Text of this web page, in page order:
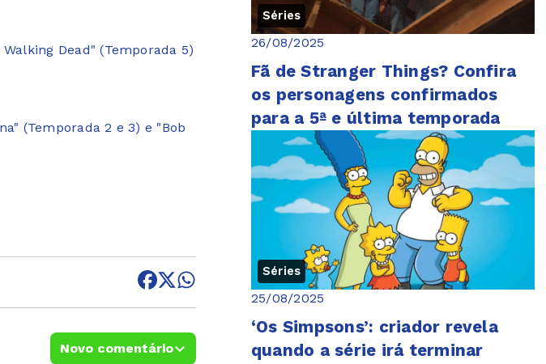
Dead" (Temporada 5)
(Temporada 2 e 3) e "Bob
Novo comentário
Séries
26/08/2025
Fã de Stranger Things? Confira
os personagens confirmados
para a 5ª e última temporada
Séries
25/08/2025
‘Os Simpsons’: criador revela
quando a série irá terminar